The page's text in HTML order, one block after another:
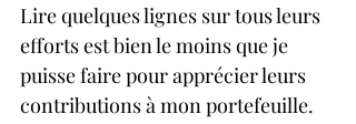
Lire quelques lignes sur tous leurs
efforts est bien le moins que je
puisse faire pour apprécier leurs
contributions à mon portefeuille.